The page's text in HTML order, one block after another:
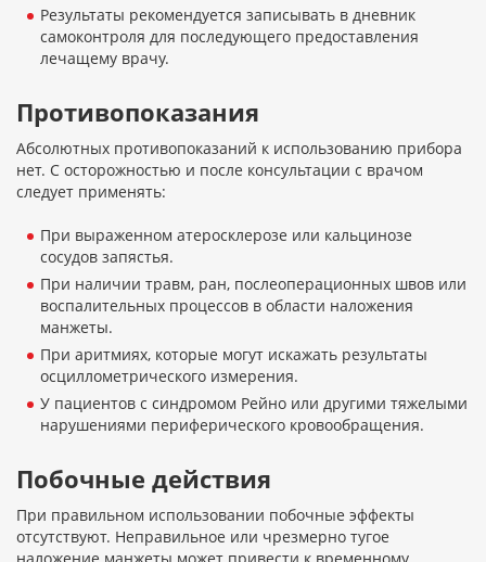
Результаты рекомендуется записывать в дневник
самоконтроля для последующего предоставления
лечащему врачу.
Противопоказания
Абсолютных противопоказаний к использованию прибора
нет. С осторожностью и после консультации с врачом
следует применять:
При выраженном атеросклерозе или кальцинозе
сосудов запястья.
При наличии травм, ран, послеоперационных швов или
воспалительных процессов в области наложения
манжеты.
При аритмиях, которые могут искажать результаты
осциллометрического измерения.
У пациентов с синдромом Рейно или другими тяжелыми
нарушениями периферического кровообращения.
Побочные действия
При правильном использовании побочные эффекты
отсутствуют. Неправильное или чрезмерно тугое